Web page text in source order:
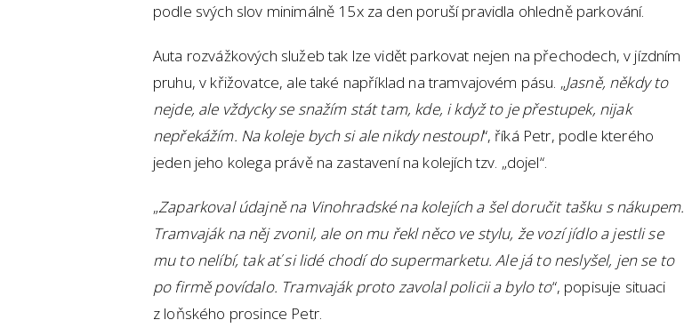
podle svých slov minimálně 15x za den poruší pravidla ohledně parkování.
Auta rozvážkových služeb tak lze vidět parkovat nejen na přechodech, v jízdním
pruhu, v křižovatce, ale také například na tramvajovém pásu. „Jasně, někdy to
nejde, ale vždycky se snažím stát tam, kde, i když to je přestupek, nijak
nepřekážím. Na koleje bych si ale nikdy nestoupl“, říká Petr, podle kterého
jeden jeho kolega právě na zastavení na kolejích tzv. „dojel“.
„Zaparkoval údajně na Vinohradské na kolejích a šel doručit tašku s nákupem.
Tramvaják na něj zvonil, ale on mu řekl něco ve stylu, že vozí jídlo a jestli se
mu to nelíbí, tak ať si lidé chodí do supermarketu. Ale já to neslyšel, jen se to
po firmě povídalo. Tramvaják proto zavolal policii a bylo to“, popisuje situaci
z loňského prosince Petr.